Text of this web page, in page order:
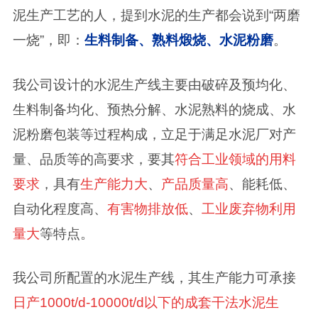
泥生产工艺的人，提到水泥的生产都会说到“两磨
一烧”，即： 生料制备、熟料煅烧、水泥粉磨。
我公司设计的水泥生产线主要由破碎及预均化、
生料制备均化、预热分解、水泥熟料的烧成、水
泥粉磨包装等过程构成，立足于满足水泥厂对产
量、品质等的高要求，要其符合工业领域的用料
要求 ，具有生产能力大、 产品质量高、能耗低、
自动化程度高、 有害物排放低、 工业废弃物利用
量大等特点。
我公司所配置的水泥生产线，其生产能力可承接
日产1000t/d-10000t/d以下的成套干法水泥生